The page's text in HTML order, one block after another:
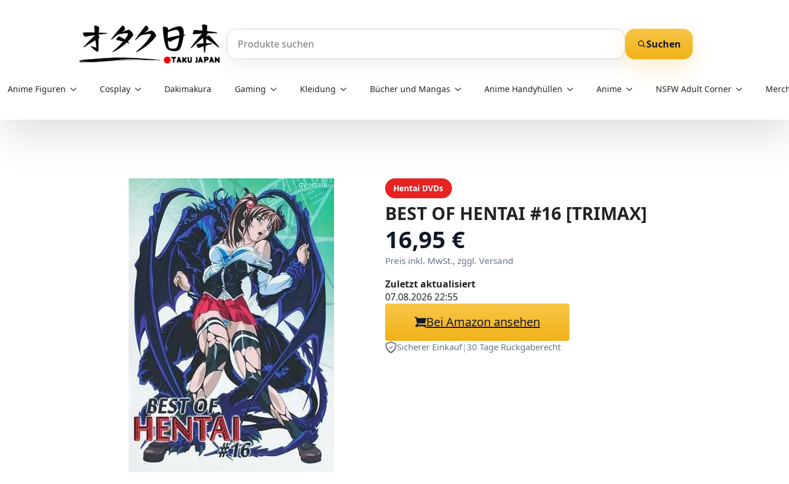
Produkte durchsuchen
Suchen
Anime Figuren Cosplay Dakimakura Gaming Kleidung Bücher und Mangas Anime Handyhüllen Anime NSFW Adult Corner
Hentai DVDs
BEST OF HENTAI #16 [TRIMAX]
16,95 €
Preis inkl. MwSt., zggl. Versand
Zuletzt aktualisiert
07.08.2026 22:55
Bei Amazon ansehen
Sicherer Einkauf|30 Tage Rückgaberecht